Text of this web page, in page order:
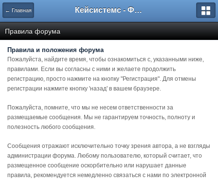
← Главная Кейсистемс - Форумы
Правила форума
Правила и положения форума
Пожалуйста, найдите время, чтобы ознакомиться с, указанными ниже,
правилами. Если вы согласны с ними и желаете продолжить
регистрацию, просто нажмите на кнопку "Регистрация". Для отмены
регистрации нажмите кнопку 'назад' в вашем браузере.
Пожалуйста, помните, что мы не несем ответственности за
размещаемые сообщения. Мы не гарантируем точность, полноту и
полезность любого сообщения.
Сообщения отражают исключительно точку зрения автора, а не взгляды
администрации форума. Любому пользователю, который считает, что
размещенное сообщение оскорбительно или нарушает данные
правила, рекомендуется немедленно связаться с нами по электронной